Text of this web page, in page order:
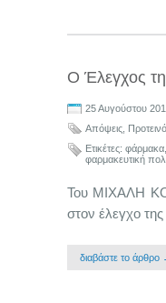
Ο Έλεγχος
25 Αυγούστου
Απόψεις
Ετικέτες: φάρμακα
φαρμακευτική
Του ΜΙΧΑΛΗ
στον έλεγχο
διαβάστε το άρθρο